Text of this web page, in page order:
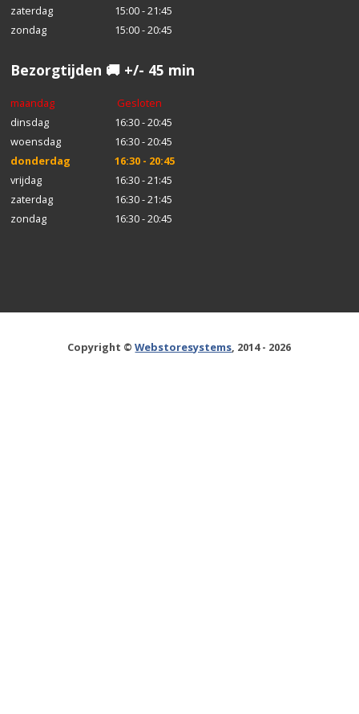
zaterdag
15:00 - 21:45
zondag
15:00 - 20:45
Bezorgtijden 🚚 +/- 45 min
maandag
Gesloten
dinsdag
16:30 - 20:45
woensdag
16:30 - 20:45
donderdag
16:30 - 20:45
vrijdag
16:30 - 21:45
zaterdag
16:30 - 21:45
zondag
16:30 - 20:45
Copyright ©Webstoresystems, 2014 - 2026